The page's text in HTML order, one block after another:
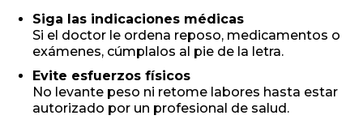
Siga las indicaciones médicas
Si el doctor le ordena reposo, medicamentos o
exámenes, cúmplalos al pie de la letra.
Evite esfuerzos físicos
No levante peso ni retome labores hasta estar
autorizado por un profesional de salud.